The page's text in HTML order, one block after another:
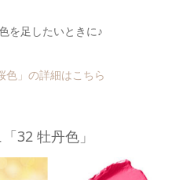
を足したいときに♪
色」の詳細はこちら
32 牡丹色」